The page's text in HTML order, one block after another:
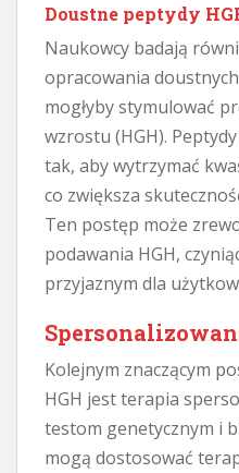
Doustne peptydy
Naukowcy badają
opracowania
mogłyby stymulować
wzrostu (HGH).
tak, aby wytrzymać
co zwiększa
Ten postęp może
podawania HGH,
przyjaznym dla
Kolejnym znaczącym
HGH jest terapia
testom genetycznym i
mogą dostosować